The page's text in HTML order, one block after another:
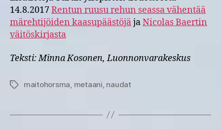
14.8.2017Rentun ruusu rehun seassa vähentää
märehtijöiden kaasupäästöjäjaNicolas Baertin
väitöskirjasta
Teksti: Minna Kosonen, Luonnonvarakeskus
Avainsanat
maitohorsma metaani naudat